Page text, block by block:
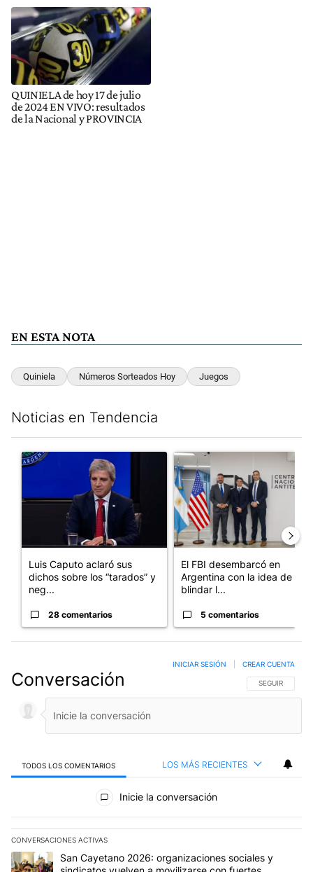
QUINIELA de hoy 17 de julio
de 2024 EN VIVO: resultados
de la Nacional y PROVINCIA
EN ESTA NOTA
Quiniela Números Sorteados Hoy Juegos
Noticias en Tendencia
Un artículo de tendencia con el título "Luis Caputo aclaró sus
Luis Caputo aclaró sus
dichos sobre los “tarados” y
neg...
28 comentarios
Un artículo de tendencia con
El FBI desembarcó en
Argentina con la idea de
blindar l...
5 comentarios
Conversación SIGA ESTA
SEGUIR
INICIAR SESIÓN CREAR CUENTA
TODOS LOS COMENTARIOS LOS MÁS RECIENTES
Todos los comentarios
Inicie la conversación
CONVERSACIONES ACTIVAS
Este listado muestra los artículos con más comentarios en los
Un artículo de tendencia con el título "San Cayetano 2026:
San Cayetano 2026: organizaciones sociales y